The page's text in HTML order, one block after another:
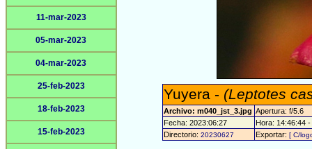
11-mar-2023
05-mar-2023
04-mar-2023
25-feb-2023
18-feb-2023
15-feb-2023
Yuyera - (Leptotes
Archivo: m040_jst_3.jpg Apertura: f/5.6
Fecha: 2023:06:27
Hora: 14:46:44
Directorio:20230627 Exportar:[ C/